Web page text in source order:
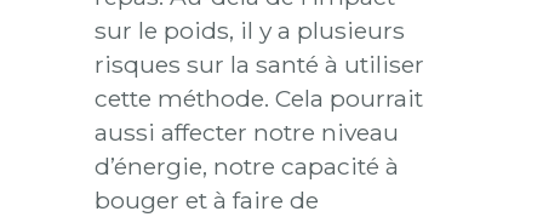
sur le poids, il y a plusieurs
risques sur la santé à utiliser
cette méthode. Cela pourrait
aussi affecter notre niveau
d’énergie, notre capacité à
bouger et à faire de